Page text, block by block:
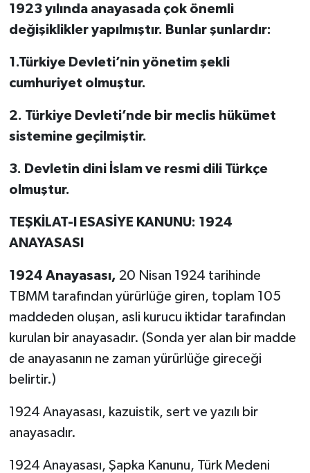
1923 yılında anayasada çok önemli
değişiklikler yapılmıştır. Bunlar şunlardır:
1.Türkiye Devleti’nin yönetim şekli
cumhuriyet olmuştur.
2. Türkiye Devleti’nde bir meclis hükümet
sistemine geçilmiştir.
3. Devletin dini İslam ve resmi dili Türkçe
olmuştur.
TEŞKİLAT-I ESASİYE KANUNU: 1924
ANAYASASI
1924 Anayasası, 20 Nisan 1924 tarihinde
TBMM tarafından yürürlüğe giren, toplam 105
maddeden oluşan, asli kurucu iktidar tarafından
kurulan bir anayasadır. (Sonda yer alan bir madde
de anayasanın ne zaman yürürlüğe gireceği
belirtir.)
1924 Anayasası, kazuistik, sert ve yazılı bir
anayasadır.
1924 Anayasası, Şapka Kanunu, Türk Medeni